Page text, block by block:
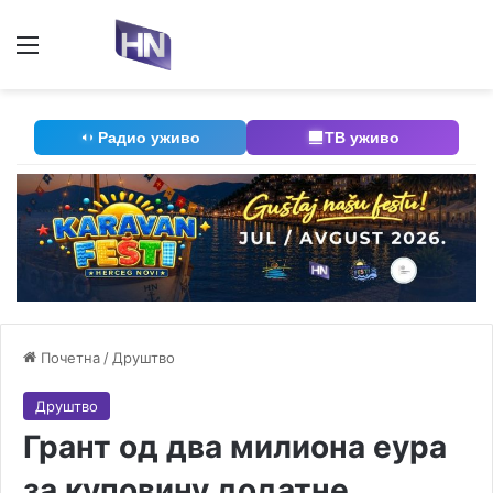
Радио уживо ТВ уживо
Почетна / Друштво
Друштво
Грант од два милиона еура